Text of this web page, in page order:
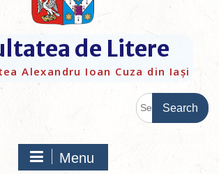
de Litere
Alexandru Ioan Cuza din Iași
Menu